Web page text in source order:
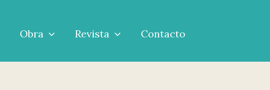
Obra Revista Contacto